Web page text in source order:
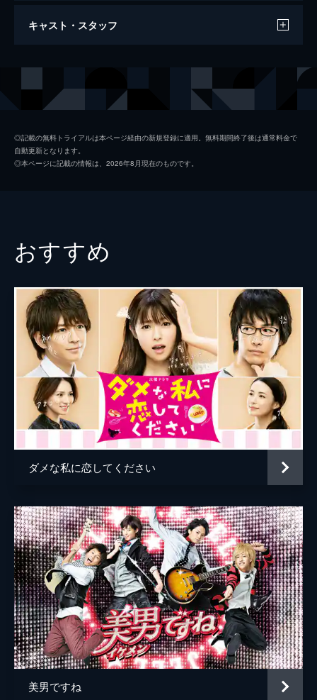
第１話 「2500万人が涙した真実のラブス
にキスをされた美嘉（水沢エレナ）。ファー
が、美嘉の恋はすでに始まっていた…。
第２話 「ずっと好きだったよ…せつない
初恋に衝撃のゆくえ」
ヒロ（瀬戸康史）と付き合い始めた美嘉（水
第３話 「ぜってー幸せにするから！新し
い命に父は母は…突然ヒロをおそう驚愕の
美嘉（水沢エレナ）から妊娠を告げられたヒ
ロ（瀬戸康史）は、心から喜び、３人で家族
になろうと約束する。だが、美嘉の父（岸谷
五朗）は絶対に認めないと激怒する。
48分
第４話 「もう、おまえの涙ふいてやれな
いから！ヒロ悲しみの決意…新しい恋」
病気を告げられたヒロ（瀬戸康史）は、流産
で傷ついた美嘉（水沢エレナ）にそのことを
伝えられずにいた。そして美嘉のことを考
48分
ふたりだけの結婚式」
美嘉（水沢エレナ）は優（阿部力）と同じ大
学へ。クリスマスイブにヒロ（瀬戸康史）と
の赤ちゃんのお参りに行った美嘉はノゾム
（三浦翔平）からヒロの病気のことを聞
き…。
48分
最終話 「私は今でも空に恋をしていま
す…」
ヒロ（瀬戸康史）の元に戻った美嘉（水沢エ
レナ）。２人は自分にとって一番大切な人は
誰か、今一番大事なことは何かに気付く。そ
キャスト・スタッフ
中村果生莉
佐武宇綺
小林さり
宮澤佐江
戸田昌宏
松下奈緒
奥貫薫
羽田美智子
岸谷五朗
脚本 渡邉睦月
プロデューサー 三城真一
森川真行
加藤章一
那須田淳
原作
◎記載の無料トライアルは本ページ経由の新規登録に適用。無料期間終了後は通常料金で
自動更新となります。
◎本ページに記載の情報は、2026年8月現在のものです。
おすすめ
ダメな私に恋してください
美男ですね